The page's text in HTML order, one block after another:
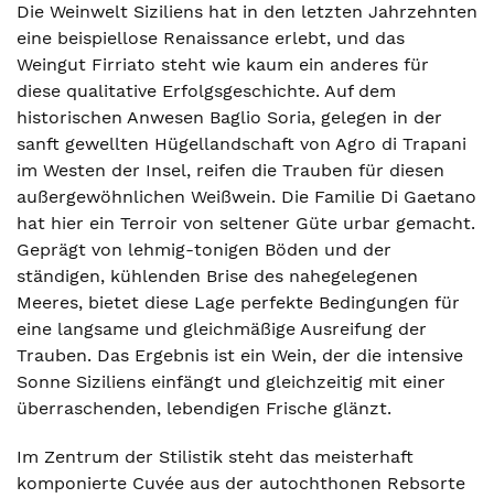
Die Weinwelt Siziliens hat in den letzten Jahrzehnten
eine beispiellose Renaissance erlebt, und das
Weingut Firriato steht wie kaum ein anderes für
diese qualitative Erfolgsgeschichte. Auf dem
historischen Anwesen Baglio Soria, gelegen in der
sanft gewellten Hügellandschaft von Agro di Trapani
im Westen der Insel, reifen die Trauben für diesen
außergewöhnlichen Weißwein. Die Familie Di Gaetano
hat hier ein Terroir von seltener Güte urbar gemacht.
Geprägt von lehmig-tonigen Böden und der
ständigen, kühlenden Brise des nahegelegenen
Meeres, bietet diese Lage perfekte Bedingungen für
eine langsame und gleichmäßige Ausreifung der
Trauben. Das Ergebnis ist ein Wein, der die intensive
Sonne Siziliens einfängt und gleichzeitig mit einer
überraschenden, lebendigen Frische glänzt.
Im Zentrum der Stilistik steht das meisterhaft
komponierte Cuvée aus der autochthonen Rebsorte